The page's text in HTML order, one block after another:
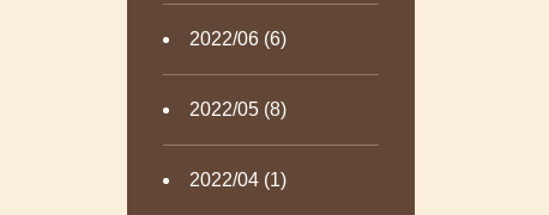
2022/06 (6)
2022/05 (8)
2022/04 (1)